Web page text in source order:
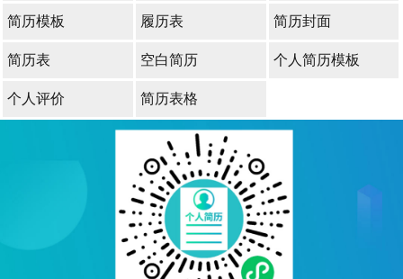
简历模板 履历表 简历封面
简历表 空白简历 个人简历模板
个人评价 简历表格